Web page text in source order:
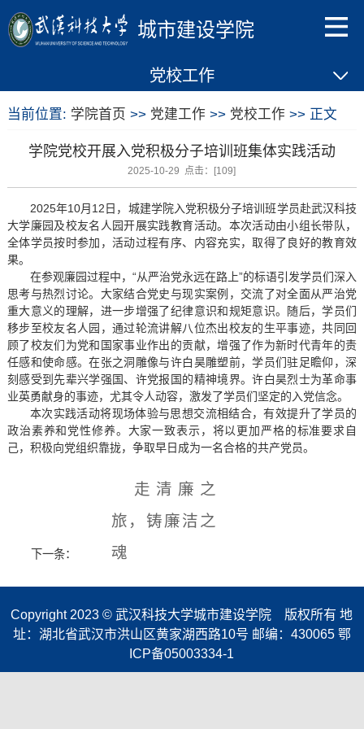
城市建设学院
党校工作
当前位置: 学院首页 >> 党建工作 >> 党校工作 >> 正文
学院党校开展入党积极分子培训班集体实践活动
2025-10-29 点击：[109]
2025年10月12日，城建学院入党积极分子培训班学员赴武汉科技
大学廉园及校友名人园开展实践教育活动。本次活动由小组长带队，
全体学员按时参加，活动过程有序、内容充实，取得了良好的教育效
果。
在参观廉园过程中，“从严治党永远在路上”的标语引发学员们深入
思考与热烈讨论。大家结合党史与现实案例，交流了对全面从严治党
重大意义的理解，进一步增强了纪律意识和规矩意识。随后，学员们
移步至校友名人园，通过轮流讲解八位杰出校友的生平事迹，共同回
顾了校友们为党和国家事业作出的贡献，增强了作为新时代青年的责
任感和使命感。在张之洞雕像与许白昊雕塑前，学员们驻足瞻仰，深
刻感受到先辈兴学强国、许党报国的精神境界。许白昊烈士为革命事
业英勇献身的事迹，尤其令人动容，激发了学员们坚定的入党信念。
本次实践活动将现场体验与思想交流相结合，有效提升了学员的
政治素养和党性修养。大家一致表示，将以更加严格的标准要求自
己，积极向党组织靠拢，争取早日成为一名合格的共产党员。
下一条：
走清廉之
旅，铸廉洁之
魂
Copyright 2023 © 武汉科技大学城市建设学院 版权所有 地
址：湖北省武汉市洪山区黄家湖西路10号 邮编：430065 鄂
ICP备05003334-1